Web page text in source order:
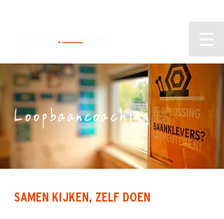
Loopbaancoaching
SAMEN KIJKEN, ZELF DOEN